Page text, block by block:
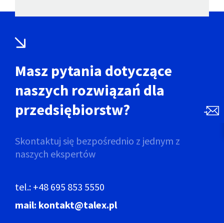
Masz pytania dotyczące
naszych rozwiązań dla
przedsiębiorstw?
Skontaktuj się bezpośrednio z jednym z
naszych ekspertów
tel.: +48 695 853 5550
mail: kontakt@talex.pl